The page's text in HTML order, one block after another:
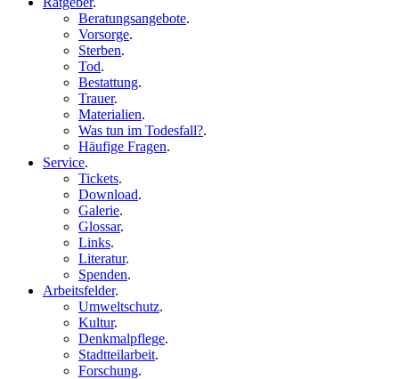
Beratungsangebote.
Vorsorge.
Sterben.
Tod.
Bestattung.
Trauer.
Materialien.
Was tun im Todesfall?.
Häufige Fragen.
Service.
Tickets.
Download.
Galerie.
Glossar.
Links.
Literatur.
Spenden.
Arbeitsfelder.
Umweltschutz.
Kultur.
Denkmalpflege.
Stadtteilarbeit.
Forschung.